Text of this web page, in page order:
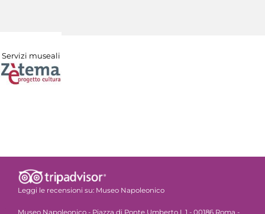
Servizi museali
Leggi le recensioni su: Museo Napoleonico
Museo Napoleonico - Piazza di Ponte Umberto I, 1 - 00186 Roma -